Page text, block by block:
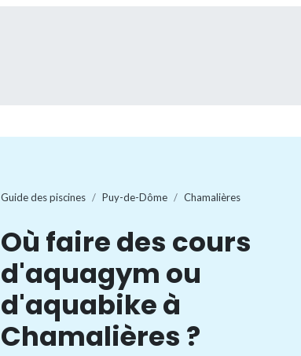
Guide des piscines Puy-de-Dôme Chamalières
Où faire des cours
d'aquagym ou
d'aquabike à
Chamalières ?